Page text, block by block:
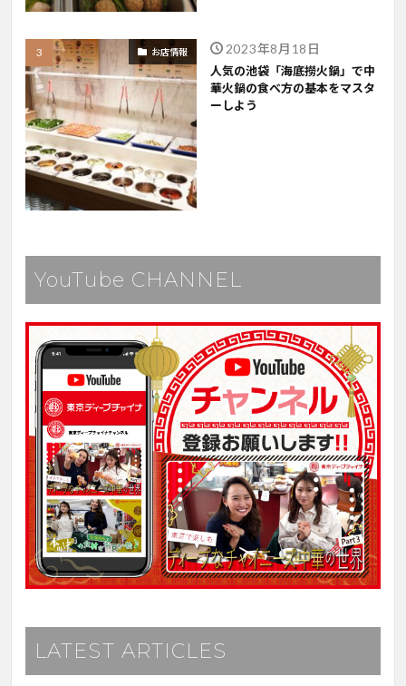
お店情報 2023年8月18日
人気の池袋「海底撈火鍋」で中
華火鍋の食べ方の基本をマスタ
ーしよう
YouTube CHANNEL
LATEST ARTICLES